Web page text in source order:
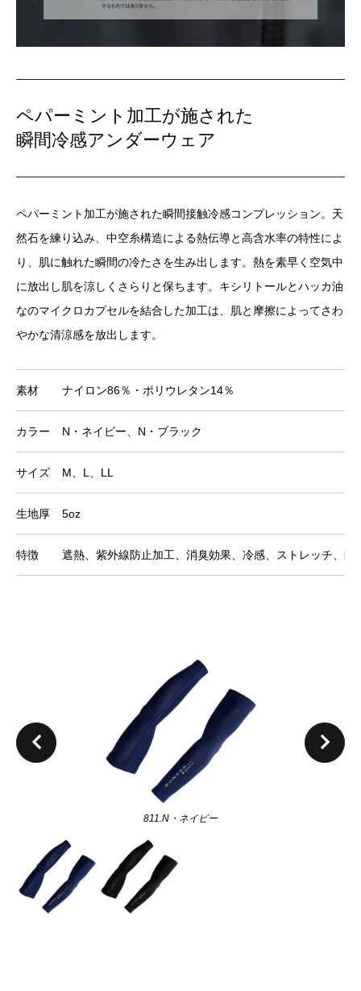
ペパーミント加工が施された
瞬間冷感アンダーウェア
ペパーミント加工が施された瞬間接触冷感コンプレッション。天
然石を練り込み、中空糸構造による熱伝導と高含水率の特性によ
り、肌に触れた瞬間の冷たさを生み出します。熱を素早く空気中
に放出し肌を涼しくさらりと保ちます。キシリトールとハッカ油
なのマイクロカプセルを結合した加工は、肌と摩擦によってさわ
やかな清涼感を放出します。
素材 ナイロン86％・ポリウレタン14％
カラー N・ネイビー、N・ブラック
サイズ M、L、LL
生地厚 5oz
特徴 遮熱、紫外線防止加工、消臭効果、冷感、ストレッチ、防
811.N・ネイビー